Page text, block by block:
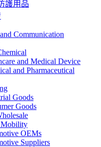
護用品
Communication
and Medical Device
and Pharmaceutical
Goods
Goods
OEMs
Suppliers